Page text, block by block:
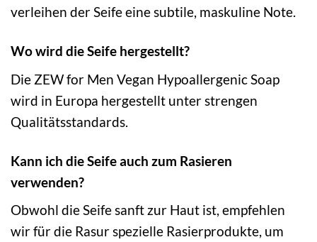
verleihen der Seife eine subtile, maskuline Note.
Wo wird die Seife hergestellt?
Die ZEW for Men Vegan Hypoallergenic Soap
wird in Europa hergestellt unter strengen
Qualitätsstandards.
Kann ich die Seife auch zum Rasieren
verwenden?
Obwohl die Seife sanft zur Haut ist, empfehlen
wir für die Rasur spezielle Rasierprodukte, um